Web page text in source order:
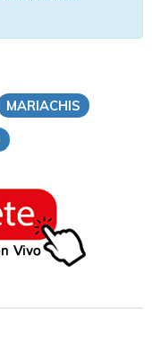
MARIACHIS